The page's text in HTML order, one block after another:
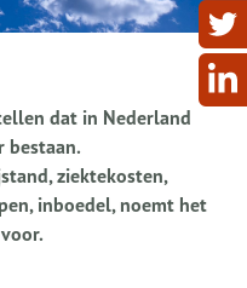
dat in Nederland
bestaan.
ziektekosten,
inboedel, noemt het